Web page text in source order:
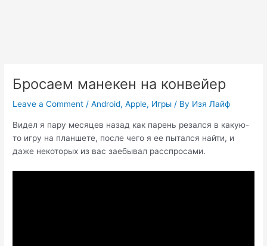
Бросаем манекен на конвейер
Leave a Comment /Android,Apple, Игры / By Изя Лайф
Видел я пару месяцев назад как парень резался в какую-
то игру на планшете, после чего я ее пытался найти, и
даже некоторых из вас заебывал расспросами.